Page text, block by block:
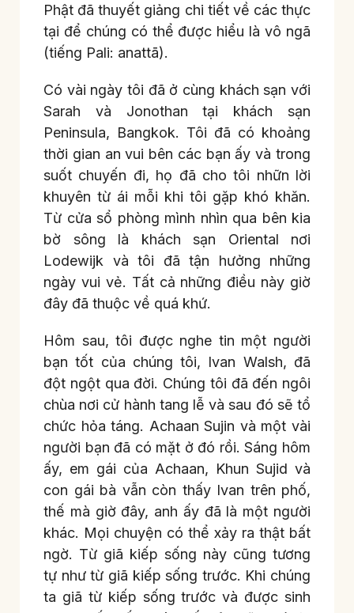
Phật đã thuyết giảng chi tiết về các thực
tại để chúng có thể được hiểu là vô ngã
(tiếng Pali: anattā).
Có vài ngày tôi đã ở cùng khách sạn với
Sarah và Jonothan tại khách sạn
Peninsula, Bangkok. Tôi đã có khoảng
thời gian an vui bên các bạn ấy và trong
suốt chuyến đi, họ đã cho tôi nhữn lời
khuyên từ ái mỗi khi tôi gặp khó khăn.
Từ cửa sổ phòng mình nhìn qua bên kia
bờ sông là khách sạn Oriental nơi
Lodewijk và tôi đã tận hưởng những
ngày vui vẻ. Tất cả những điều này giờ
đây đã thuộc về quá khứ.
Hôm sau, tôi được nghe tin một người
bạn tốt của chúng tôi, Ivan Walsh, đã
đột ngột qua đời. Chúng tôi đã đến ngôi
chùa nơi cử hành tang lễ và sau đó sẽ tổ
chức hỏa táng. Achaan Sujin và một vài
người bạn đã có mặt ở đó rồi. Sáng hôm
ấy, em gái của Achaan, Khun Sujid và
con gái bà vẫn còn thấy Ivan trên phố,
thế mà giờ đây, anh ấy đã là một người
khác. Mọi chuyện có thể xảy ra thật bất
ngờ. Từ giã kiếp sống này cũng tương
tự như từ giã kiếp sống trước. Khi chúng
ta giã từ kiếp sống trước và được sinh